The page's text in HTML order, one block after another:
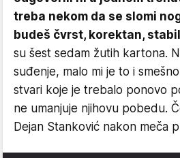
treba nekom da se slomi
budeš čvrst, korektan,
su šest sedam žutih kartona.
suđenje, malo mi je to i
stvari koje je trebalo ponovo
ne umanjuje njihovu pobedu.
Dejan Stanković nakon meča